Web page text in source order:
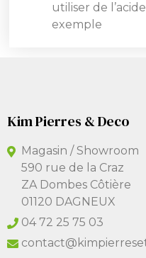
utiliser de
exemple
Kim Pierres & Deco
Magasin / Showroom
590 rue de la Craz
ZA Dombes Côtière
01120 DAGNEUX
04 72 25 75 03